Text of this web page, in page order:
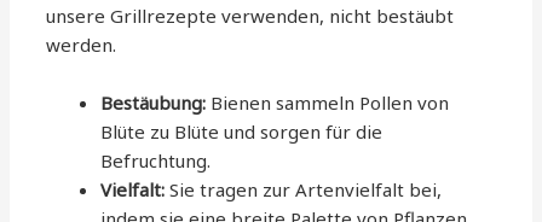
unsere Grillrezepte verwenden, nicht bestäubt
werden.
Bestäubung: Bienen sammeln Pollen von
Blüte zu Blüte und sorgen für die
Befruchtung.
Vielfalt: Sie tragen zur Artenvielfalt bei,